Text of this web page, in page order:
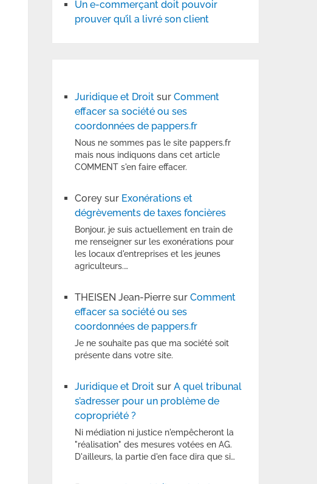
Un e-commerçant doit pouvoir
prouver qu’il a livré son client
Juridique et Droit surComment
effacer sa société ou ses
coordonnées de pappers.fr
Nous ne sommes pas le site pappers.fr
mais nous indiquons dans cet article
COMMENT s'en faire effacer.
Corey sur Exonérations et
dégrèvements de taxes foncières
Bonjour, je suis actuellement en train de
me renseigner sur les exonérations pour
les locaux d'entreprises et les jeunes
agriculteurs.…
THEISEN Jean-Pierre surComment
effacer sa société ou ses
coordonnées de pappers.fr
Je ne souhaite pas que ma société soit
présente dans votre site.
Juridique et Droit surA quel tribunal
s’adresser pour un problème de
copropriété ?
Ni médiation ni justice n'empêcheront la
"réalisation" des mesures votées en AG.
D'ailleurs, la partie d'en face dira que si…